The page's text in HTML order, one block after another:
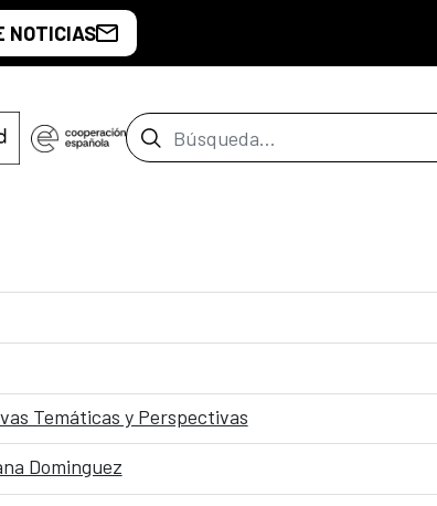
NOTICIAS
Barra de búsqueda
Temáticas y Perspectivas
Dominguez